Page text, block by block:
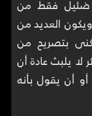
ضئيل فقط من
العديد من
بتصريح من
لا يلبث عادة أن
أن يقول بأنه